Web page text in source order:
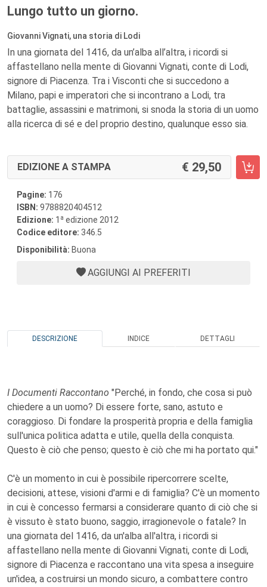
Lungo tutto un giorno.
Giovanni Vignati, una storia di Lodi
In una giornata del 1416, da un’alba all’altra, i ricordi si
affastellano nella mente di Giovanni Vignati, conte di Lodi,
signore di Piacenza. Tra i Visconti che si succedono a
Milano, papi e imperatori che si incontrano a Lodi, tra
battaglie, assassini e matrimoni, si snoda la storia di un uomo
alla ricerca di sé e del proprio destino, qualunque esso sia.
EDIZIONE A STAMPA 29,50
Pagine: 176
ISBN: 9788820404512
Edizione: 1 a edizione 2012
Codice editore: 346.5
Disponibilità: Buona
AGGIUNGI AI PREFERITI
DESCRIZIONE INDICE DETTAGLI
I Documenti Raccontano "Perché, in fondo, che cosa si può
chiedere a un uomo? Di essere forte, sano, astuto e
coraggioso. Di fondare la prosperità propria e della famiglia
sull'unica politica adatta e utile, quella della conquista.
Questo è ciò che penso; questo è ciò che mi ha portato qui."
C'è un momento in cui è possibile ripercorrere scelte,
decisioni, attese, visioni d'armi e di famiglia? C'è un momento
in cui è concesso fermarsi a considerare quanto di ciò che si
è vissuto è stato buono, saggio, irragionevole o fatale? In
una giornata del 1416, da un'alba all'altra, i ricordi si
affastellano nella mente di Giovanni Vignati, conte di Lodi,
signore di Piacenza e raccontano una vita spesa a inseguire
un'idea, a costruirsi un mondo sicuro, a combattere contro